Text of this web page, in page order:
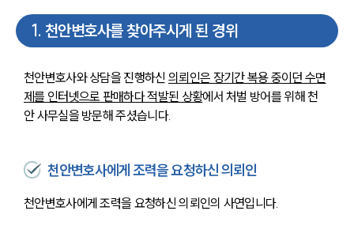
1. 천안변호사를 찾아주시게 된 경위
천안변호사와 상담을 진행하신 의뢰인은 장기간 복용 중이던 수면
제를 인터넷으로 판매하다 적발된 상황에서 처벌 방어를 위해 천
안 사무실을 방문해 주셨습니다.
천안변호사에게 조력을 요청하신 의뢰인
천안변호사에게 조력을 요청하신 의뢰인의 사연입니다.